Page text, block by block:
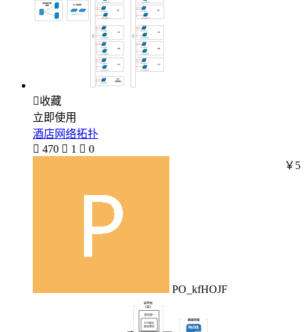
收藏
立即使用
酒店网络拓扑
 470  1  0
PO_kfHOJF
￥5